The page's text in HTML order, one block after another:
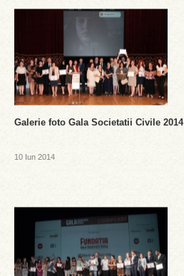
Galerie foto Gala Societatii Civile 2014
10 Iun 2014